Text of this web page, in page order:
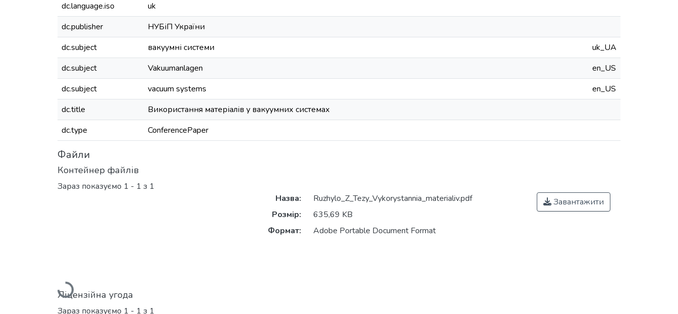
dc.language.iso
uk
dc.publisher
НУБіП України
dc.subject
вакуумні системи
uk_UA
dc.subject
Vakuumanlagen
en_US
dc.subject
vacuum systems
en_US
dc.title
Використання матеріалів у вакуумних системах
dc.type
ConferencePaper
Файли
Контейнер файлів
Зараз показуємо 1 - 1 з 1
Вантажиться...
Назва:
Ruzhylo_Z_Tezy_Vykorystannia_materialiv.pdf
Розмір:
635,69 KB
Формат:
Adobe Portable Document Format
Завантажити
Ліцензійна угода
Зараз показуємо 1 - 1 з 1